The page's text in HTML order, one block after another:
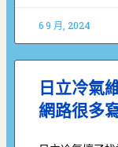
6 9 月, 2024
日立冷氣
網路很多